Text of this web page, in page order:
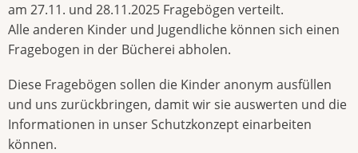
am 27.11. und 28.11.2025 Fragebögen verteilt.
Alle anderen Kinder und Jugendliche können sich einen
Fragebogen in der Bücherei abholen.
Diese Fragebögen sollen die Kinder anonym ausfüllen
und uns zurückbringen, damit wir sie auswerten und die
Informationen in unser Schutzkonzept einarbeiten
können.